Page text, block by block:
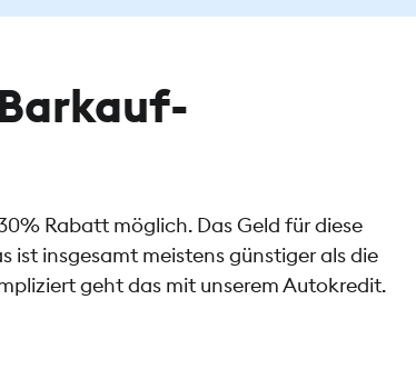
Rabatt möglich. Das Geld für diese
ist insgesamt meistens günstiger als die
geht das mit unserem Autokredit.